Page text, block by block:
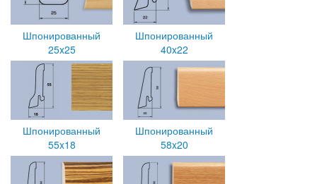
Шпонированный
25x25
Шпонированный
40x22
Шпонированный
55x18
Шпонированный
58x20